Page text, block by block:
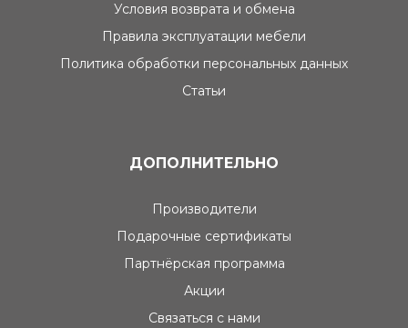
Условия возврата и обмена
Правила эксплуатации мебели
Политика обработки персональных данных
Статьи
ДОПОЛНИТЕЛЬНО
Производители
Подарочные сертификаты
Партнёрская программа
Акции
Связаться с нами